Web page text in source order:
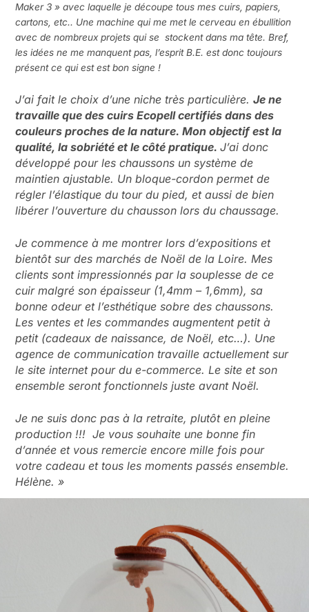
Maker 3 » avec laquelle je découpe tous mes cuirs, papiers,
cartons, etc.. Une machine qui me met le cerveau en ébullition
avec de nombreux projets qui se stockent dans ma tête. Bref,
les idées ne me manquent pas, l’esprit B.E. est donc toujours
présent ce qui est est bon signe !
J’ai fait le choix d’une niche très particulière.Je ne
travaille que des cuirs Ecopell certifiés dans des
couleurs proches de la nature.Mon objectif est la
qualité, la sobriété et le côté pratique.J’ai donc
développé pour les chaussons un système de
maintien ajustable. Un bloque-cordon permet de
régler l’élastique du tour du pied, et aussi de bien
libérer l’ouverture du chausson lors du chaussage.
Je commence à me montrer lors d’expositions et
bientôt sur des marchés de Noël de la Loire. Mes
clients sont impressionnés par la souplesse de ce
cuir malgré son épaisseur (1,4mm – 1,6mm), sa
bonne odeur et l’esthétique sobre des chaussons.
Les ventes et les commandes augmentent petit à
petit (cadeaux de naissance, de Noël, etc…). Une
agence de communication travaille actuellement sur
le site internet pour du e-commerce. Le site et son
ensemble seront fonctionnels juste avant Noël.
Je ne suis donc pas à la retraite, plutôt en pleine
production !!! Je vous souhaite une bonne fin
d’année et vous remercie encore mille fois pour
votre cadeau et tous les moments passés ensemble.
Hélène. »